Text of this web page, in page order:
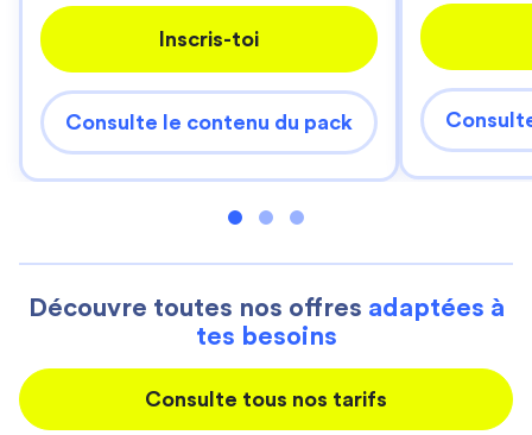
Inscris-toi
Consulte le contenu du pack
Découvre toutes nos offres adaptées à
tes besoins
Consulte tous nos tarifs